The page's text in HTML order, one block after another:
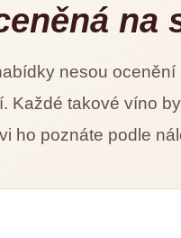
na
nesou
Každé takové víno
ho poznáte podle